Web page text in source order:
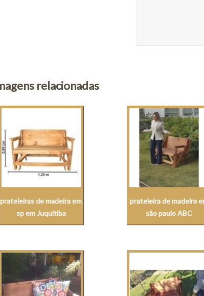
relacionadas
prateleiras de madeira em
sp em Juquitiba
prateleira de madeira
são paulo ABC